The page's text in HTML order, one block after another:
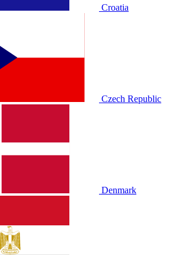
Croatia
Czech Republic
Denmark